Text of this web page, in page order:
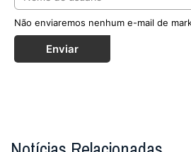
Não enviaremos nenhum e-mail de
Enviar